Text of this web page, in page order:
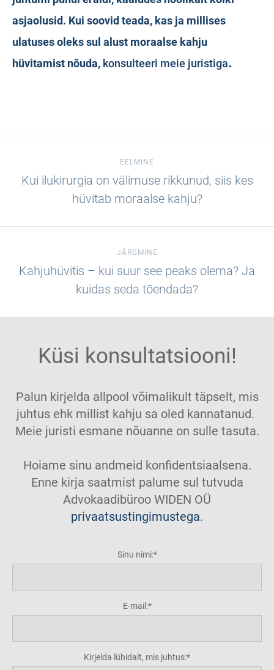
asjaolusid. Kui soovid teada, kas ja millises
ulatuses oleks sul alust moraalse kahju
hüvitamist nõuda, konsulteeri meie juristiga.
EELMINE
Kui ilukirurgia on välimuse rikkunud, siis kes
hüvitab moraalse kahju?
JÄRGMINE
Kahjuhüvitis – kui suur see peaks olema? Ja
kuidas seda tõendada?
Küsi konsultatsiooni!
Palun kirjelda allpool võimalikult täpselt, mis
juhtus ehk millist kahju sa oled kannatanud.
Meie juristi esmane nõuanne on sulle tasuta.
Hoiame sinu andmeid konfidentsiaalsena.
Enne kirja saatmist palume sul tutvuda
Advokaadibüroo WIDEN OÜ
privaatsustingimustega.
Sinu nimi:
E-mail:
Kirjelda lühidalt, mis juhtus: